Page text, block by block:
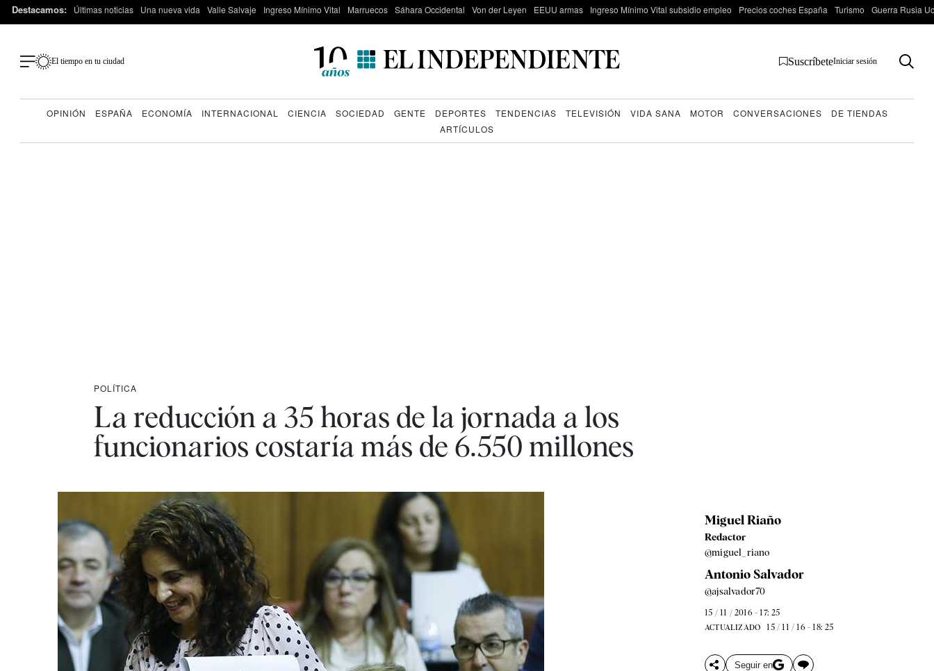
Destacamos: Últimas noticias Una nueva vida Valle Salvaje Ingreso Mínimo Vital Marruecos Sáhara Occidental Von der Leyen EEUU armas Ingreso Mínimo Vital subsidio empleo Precios coches España Turismo Guerra Rusia
El tiempo en tu ciudad SuscríbeteIniciar sesión
OPINIÓN ESPAÑA ECONOMÍA INTERNACIONAL CIENCIA SOCIEDAD GENTE DEPORTES TENDENCIAS TELEVISIÓN VIDA SANA MOTOR CONVERSACIONES
DE TIENDAS
ARTÍCULOS
POLÍTICA
La reducción a 35 horas de la jornada a los
funcionarios costaría más de 6.550 millones
Miguel Riaño
Redactor
@miguel_riano
Antonio Salvador
@ajsalvador70
15 / 11 / 2016 - 17: 25
ACTUALIZADO 15 / 11 / 16 - 18: 25
Seguir en